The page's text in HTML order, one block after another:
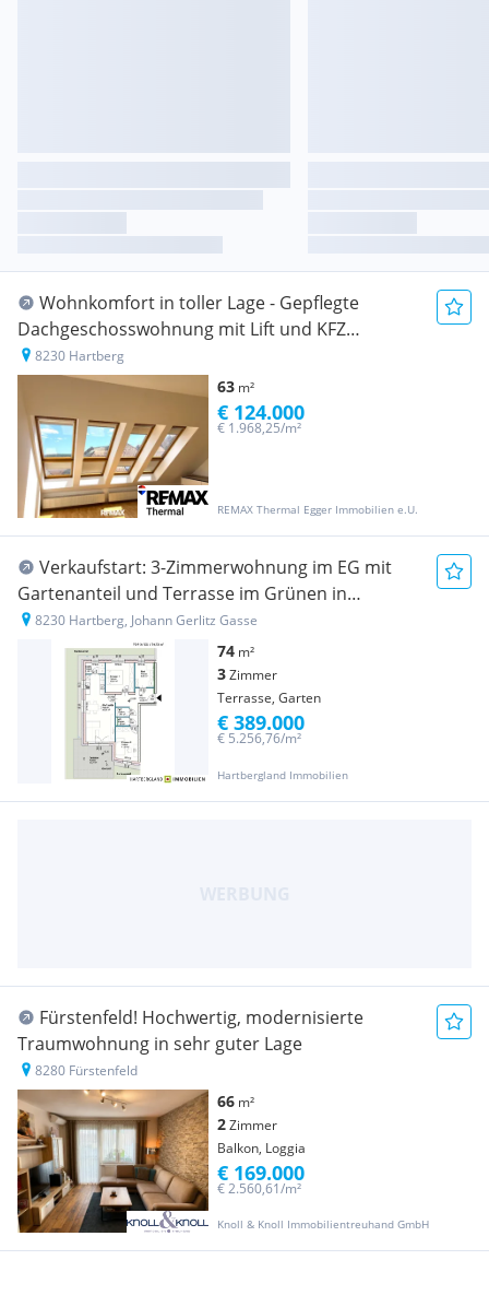
Wohnkomfort in toller Lage - Gepflegte
Dachgeschosswohnung mit Lift und KFZ
Abstellplatz, Hartberg Zentrum!
8230 Hartberg
63 m²
REMAX Thermal Egger Immobilien e.U.
€ 1.968,25/m²
€ 124.000
Verkaufstart: 3-Zimmerwohnung im EG mit
Gartenanteil und Terrasse im Grünen in
Hartberg- Verkaufsstart JETZT
8230 Hartberg, Johann Gerlitz Gasse
74 m²
3Zimmer
Terrasse, Garten
Hartbergland Immobilien
€ 5.256,76/m²
€ 389.000
Fürstenfeld! Hochwertig, modernisierte
Traumwohnung in sehr guter Lage
8280 Fürstenfeld
66 m²
2Zimmer
Balkon, Loggia
Knoll & Knoll Immobilientreuhand GmbH
€ 2.560,61/m²
€ 169.000